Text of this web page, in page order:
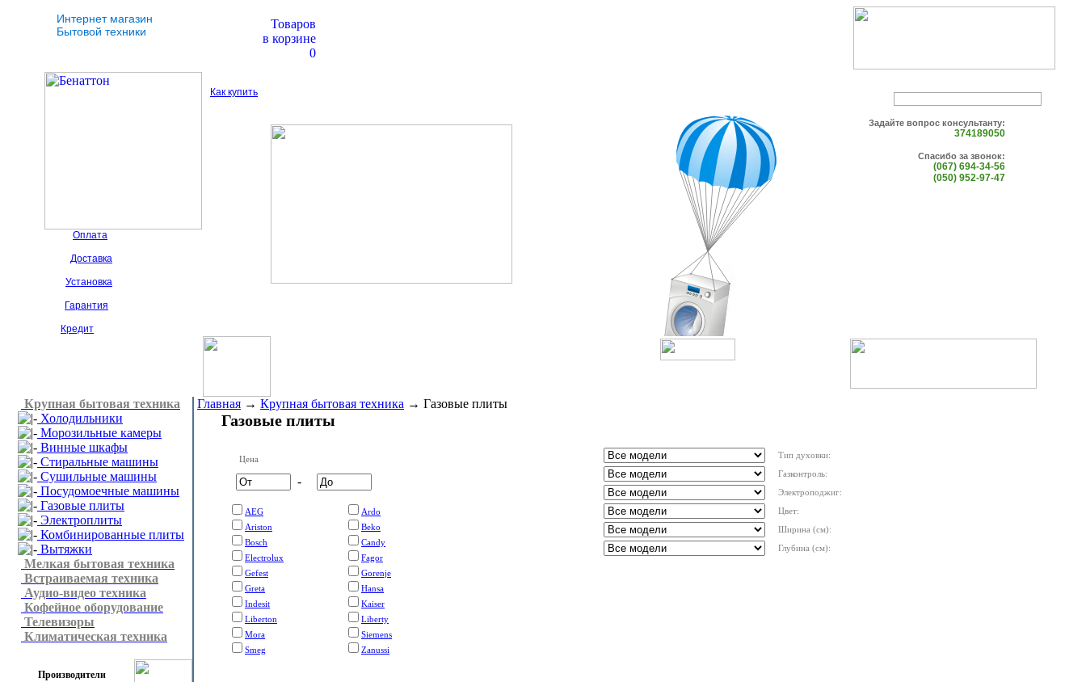
Интернет магазин
Бытовой техники
Товаров
в корзине
0
Как купить
Оплата
Доставка
Установка
Гарантия
Кредит
Задайте вопрос консультанту:
374189050
Спасибо за звонок:
(067) 694-34-56
(050) 952-97-47
Крупная бытовая техника
Холодильники
Морозильные камеры
Винные шкафы
Стиральные машины
Сушильные машины
Посудомоечные машины
Газовые плиты
Электроплиты
Комбинированные плиты
Вытяжки
Мелкая бытовая техника
Встраиваемая техника
Аудио-видео техника
Кофейное оборудование
Телевизоры
Климатическая техника
Производители
Главная → Крупная бытовая техника → Газовые плиты
Газовые плиты
Цена
-
AEG
Ardo
Ariston
Beko
Bosch
Candy
Electrolux
Fagor
Gefest
Gorenje
Greta
Hansa
Indesit
Kaiser
Liberton
Liberty
Mora
Siemens
Smeg
Zanussi
Тип духовки:
Газконтроль:
Электроподжиг:
Цвет:
Ширина (см):
Глубина (см):